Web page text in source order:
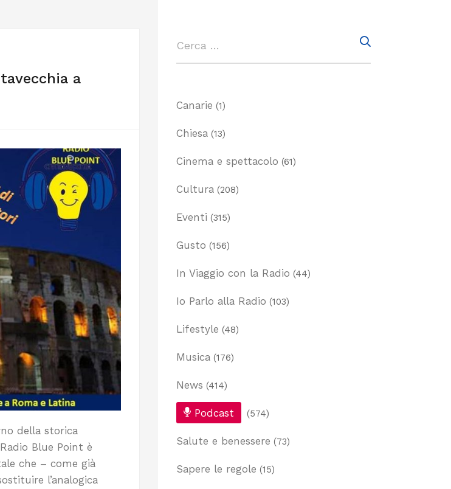
a
della storica
Blue Point è
che – come già
l’analogica
Canarie (1)
Chiesa (13)
Cinema e spettacolo (61)
Cultura (208)
Eventi (315)
Gusto (156)
In Viaggio con la Radio (44)
Io Parlo alla Radio (103)
Lifestyle (48)
Musica (176)
News (414)
Podcast (574)
Salute e benessere (73)
Sapere le regole (15)